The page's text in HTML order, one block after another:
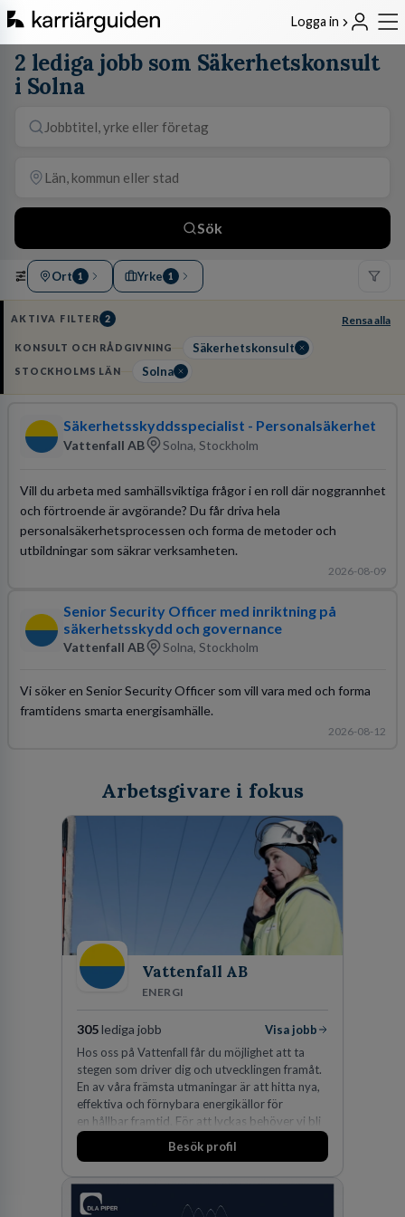
Logga in
2 lediga jobb som Säkerhetskonsult
i Solna
Sök
Ort 1 Yrke 1
AKTIVA FILTER 2 Rensa alla
KONSULT OCH RÅDGIVNING Säkerhetskonsult
STOCKHOLMS LÄN Solna
Säkerhetsskyddsspecialist - Personalsäkerhet
Vattenfall AB Solna, Stockholm
Vill du arbeta med samhällsviktiga frågor i en roll där noggrannhet
och förtroende är avgörande? Du får driva hela
personalsäkerhetsprocessen och forma de metoder och
utbildningar som säkrar verksamheten.
2026-08-09
Senior Security Officer med inriktning på
säkerhetsskydd och governance
Vattenfall AB Solna, Stockholm
Vi söker en Senior Security Officer som vill vara med och forma
framtidens smarta energisamhälle.
2026-08-12
Arbetsgivare i fokus
Vattenfall AB
ENERGI
305lediga jobb
Visa jobb
Hos oss på Vattenfall får du möjlighet att ta
stegen som driver dig och utvecklingen framåt.
En av våra främsta utmaningar är att hitta nya,
effektiva och förnybara energikällor för
en hållbar framtid. För att lyckas behöver vi bli
fler medarbetare som vill göra skillnad.
Besök profil